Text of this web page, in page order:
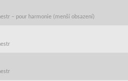
– pour harmonie (menší obsazení)